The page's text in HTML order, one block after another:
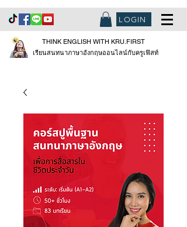
LOGIN
THINK ENGLISH WITH KRU.FIRST
เรียนสนทนาภาษาอังกฤษออนไลน์กับครูเฟิสท์